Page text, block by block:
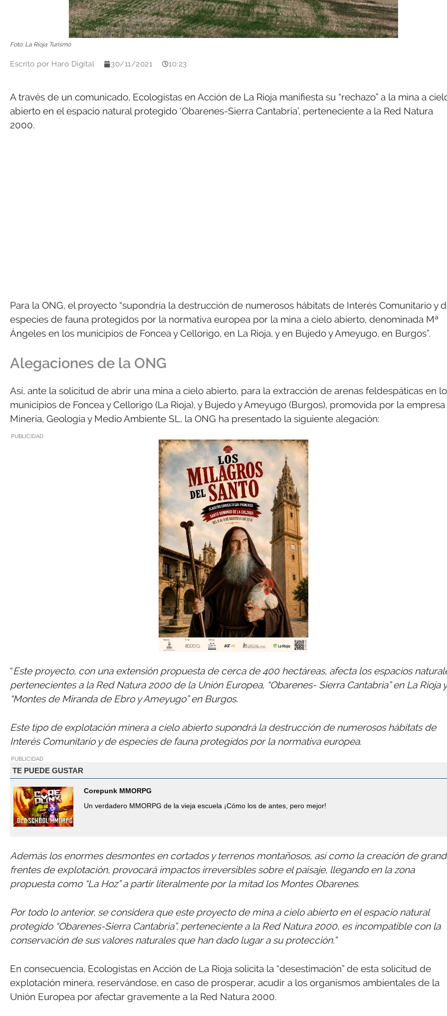
Foto: La Rioja Turismo
Escrito por Haro Digital 30/11/2021 10:23
A través de un comunicado, Ecologistas en Acción de La Rioja manifiesta su “rechazo” a la mina a
abierto en el espacio natural protegido ‘Obarenes-Sierra Cantabria’, perteneciente a la Red Natura
2000.
Para la ONG, el proyecto “supondría la destrucción de numerosos hábitats de Interés Comunitario y
especies de fauna protegidos por la normativa europea por la mina a cielo abierto, denominada Mª
Ángeles en los municipios de Foncea y Cellorigo, en La Rioja, y en Bujedo y Ameyugo, en Burgos”.
Alegaciones de la ONG
Así, ante la solicitud de abrir una mina a cielo abierto, para la extracción de arenas feldespáticas en
municipios de Foncea y Cellorigo (La Rioja), y Bujedo y Ameyugo (Burgos), promovida por la empresa
Minería, Geología y Medio Ambiente SL, la ONG ha presentado la siguiente alegación:
PUBLICIDAD
“Este proyecto, con una extensión propuesta de cerca de 400 hectáreas, afecta los espacios
pertenecientes a la Red Natura 2000 de la Unión Europea, “Obarenes- Sierra Cantabria” en La Rioja y
“Montes de Miranda de Ebro y Ameyugo” en Burgos.
Este tipo de explotación minera a cielo abierto supondrá la destrucción de numerosos hábitats de
Interés Comunitario y de especies de fauna protegidos por la normativa europea.
PUBLICIDAD
TE PUEDE GUSTAR
Corepunk MMORPG
Un verdadero MMORPG de la vieja escuela ¡Cómo los de antes, pero mejor!
Además los enormes desmontes en cortados y terrenos montañosos, así como la creación de
frentes de explotación, provocará impactos irreversibles sobre el paisaje, llegando en la zona
propuesta como “La Hoz” a partir literalmente por la mitad los Montes Obarenes.
Por todo lo anterior, se considera que este proyecto de mina a cielo abierto en el espacio natural
protegido “Obarenes-Sierra Cantabria”, perteneciente a la Red Natura 2000, es incompatible con la
conservación de sus valores naturales que han dado lugar a su protección.”
En consecuencia, Ecologistas en Acción de La Rioja solicita la “desestimación” de esta solicitud de
explotación minera, reservándose, en caso de prosperar, acudir a los organismos ambientales de la
Unión Europea por afectar gravemente a la Red Natura 2000.